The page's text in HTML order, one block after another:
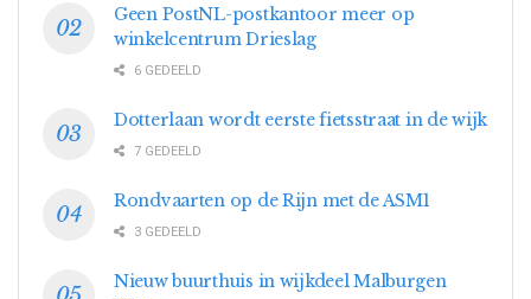
Geen PostNL-postkantoor meer op
winkelcentrum Drieslag
6 GEDEELD
Dotterlaan wordt eerste fietsstraat in de wijk
7 GEDEELD
Rondvaarten op de Rijn met de ASM1
3 GEDEELD
Nieuw buurthuis in wijkdeel Malburgen